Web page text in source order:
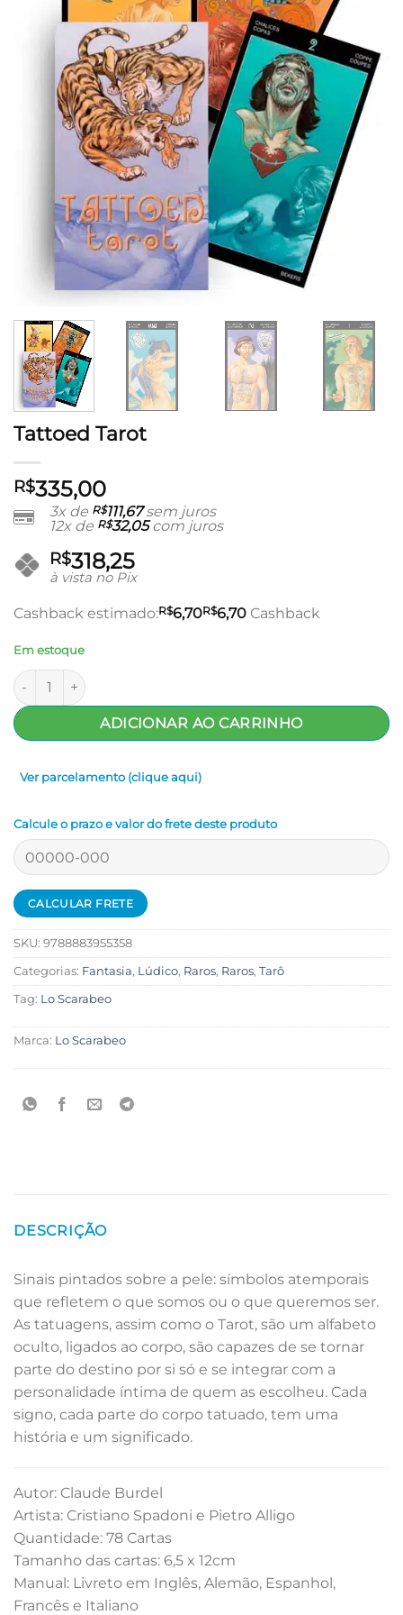
Tattoed Tarot
R$335,00
3x de R$111,67sem juros
12x de R$32,05com juros
R$318,25
à vista no Pix
Cashback estimado:R$6,70R$6,70 Cashback
Em estoque
Tattoed Tarot quantidade
ADICIONAR AO CARRINHO
Ver parcelamento (clique aqui)
Calcule o prazo e valor do frete deste produto
SKU: 9788883955358
Categorias: Fantasia, Lúdico, Raros, Raros, Tarô
Tag: Lo Scarabeo
Marca: Lo Scarabeo
DESCRIÇÃO
Sinais pintados sobre a pele: símbolos atemporais
que refletem o que somos ou o que queremos ser.
As tatuagens, assim como o Tarot, são um alfabeto
oculto, ligados ao corpo, são capazes de se tornar
parte do destino por si só e se integrar com a
personalidade íntima de quem as escolheu. Cada
signo, cada parte do corpo tatuado, tem uma
história e um significado.
Autor: Claude Burdel
Artista: Cristiano Spadoni e Pietro Alligo
Quantidade: 78 Cartas
Tamanho das cartas: 6,5 x 12cm
Manual: Livreto em Inglês, Alemão, Espanhol,
Francês e Italiano